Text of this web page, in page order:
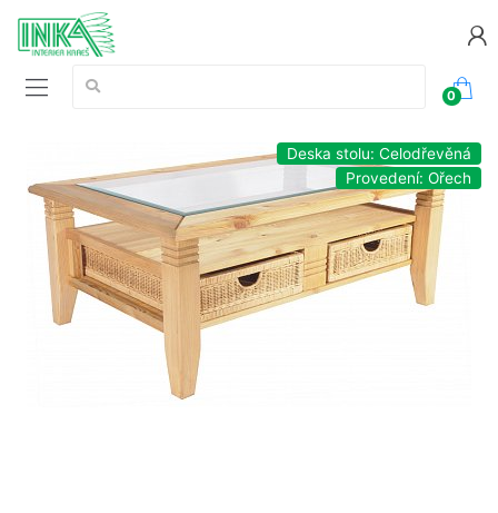
Vyhledávání:
0
Deska stolu: Celodřevěná
Provedení: Ořech